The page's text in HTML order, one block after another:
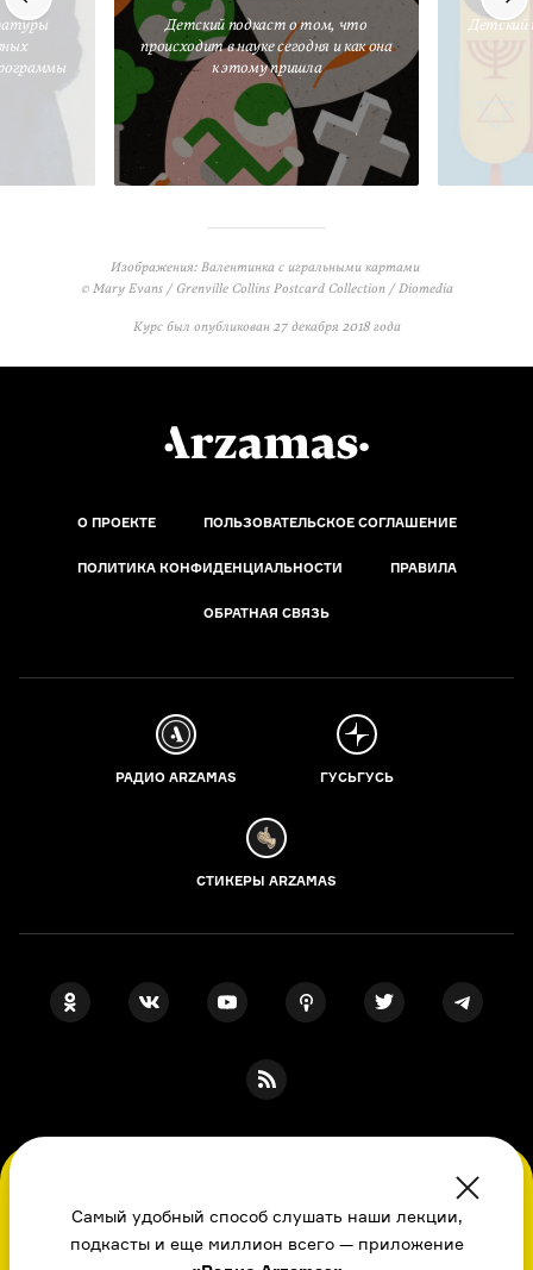
Во время посещения сайта вы соглашаетесь
с использованием нами файлов
cookie,пользовательским соглашением, политикой
Самый удобный способ слушать наши лекции,
подкасты и еще миллион всего — приложение
Детский подкаст о том, что
происходит в науке сегодня и как она
к этому пришла
Детский
Изображения: Валентинка с игральными картами
© Mary Evans / Grenville Collins Postcard Collection / Diomedia
Курс был опубликован 27 декабря 2018 года
О ПРОЕКТЕ ПОЛЬЗОВАТЕЛЬСКОЕ СОГЛАШЕНИЕ
ПОЛИТИКА КОНФИДЕНЦИАЛЬНОСТИ ПРАВИЛА
ОБРАТНАЯ СВЯЗЬ
РАДИО ARZAMAS ГУСЬГУСЬ
СТИКЕРЫ ARZAMAS
Я даю свое согласие на обработку
персональных данных